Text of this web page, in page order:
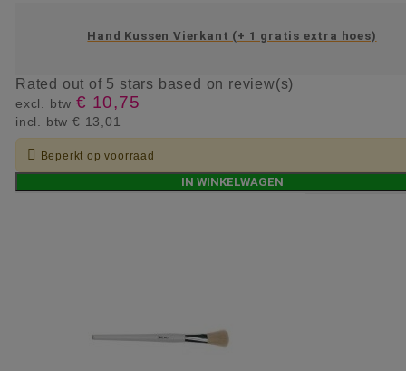
Hand Kussen Vierkant (+ 1 gratis extra hoes)
Rated out of 5 stars based on review(s)
excl. btw € 10,75
incl. btw € 13,01
 Beperkt op voorraad
IN WINKELWAGEN